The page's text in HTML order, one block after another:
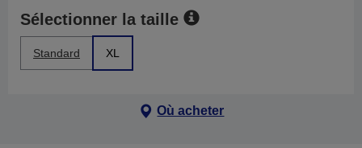
Sélectionner la taille
Standard XL
Où acheter